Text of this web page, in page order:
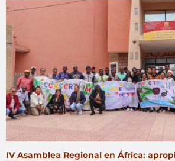
IV Asamblea Regional en África: